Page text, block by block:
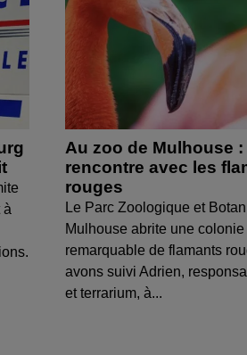
à
Au zoo de Mulhouse :
rencontre avec les
rouges
Le Parc Zoologique et
Mulhouse abrite une colonie
remarquable de flamants
avons suivi Adrien,
et terrarium, à...